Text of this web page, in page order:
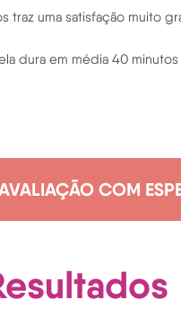
uma satisfação muito
dura em média 40
COM